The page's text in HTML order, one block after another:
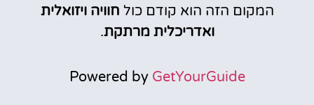
המקום הזה הוא קודם כול חוויה ויזואלית
ואדריכלית מרתקת.
Powered by GetYourGuide